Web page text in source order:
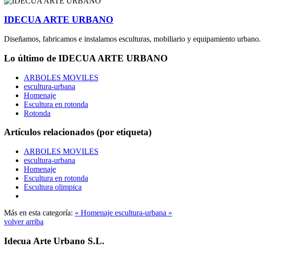
IDECUA ARTE URBANO
Diseñamos, fabricamos e instalamos esculturas, mobiliario y equipamiento urbano.
Lo último de IDECUA ARTE URBANO
ARBOLES MOVILES
escultura-urbana
Homenaje
Escultura en rotonda
Rotonda
Artículos relacionados (por etiqueta)
ARBOLES MOVILES
escultura-urbana
Homenaje
Escultura en rotonda
Escultura olimpica
Más en esta categoría: « Homenaje escultura-urbana »
volver arriba
Idecua Arte Urbano S.L.